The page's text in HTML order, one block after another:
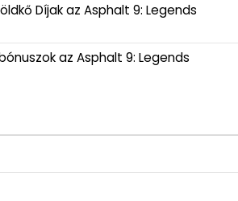
Díjak az Asphalt 9: Legends
az Asphalt 9: Legends